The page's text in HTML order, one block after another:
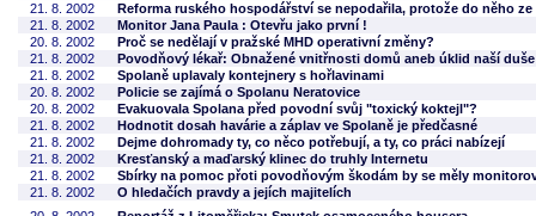
21. 8. 2002
Reforma ruského hospodářství se nepodařila, protože do něho
21. 8. 2002
Monitor Jana Paula : Otevřu jako první !
20. 8. 2002
Proč se nedělají v pražské MHD operativní změny?
21. 8. 2002
Povodňový lékař: Obnažené vnitřnosti domů aneb úklid naší duše
21. 8. 2002
Spolaně uplavaly kontejnery s hořlavinami
20. 8. 2002
Policie se zajímá o Spolanu Neratovice
20. 8. 2002
Evakuovala Spolana před povodní svůj "toxický koktejl"?
21. 8. 2002
Hodnotit dosah havárie a záplav ve Spolaně je předčasné
21. 8. 2002
Dejme dohromady ty, co něco potřebují, a ty, co práci nabízejí
21. 8. 2002
Kresťanský a maďarský klinec do truhly Internetu
21. 8. 2002
Sbírky na pomoc přoti povodňovým škodám by se měly
21. 8. 2002
O hledačích pravdy a jejích majitelích